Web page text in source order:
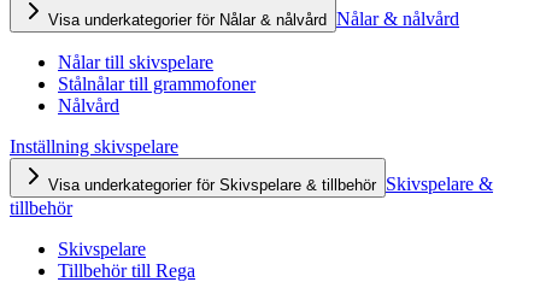
Visa underkategorier för Nålar & nålvård Nålar & nålvård
Nålar till skivspelare
Stålnålar till grammofoner
Nålvård
Inställning skivspelare
Visa underkategorier för Skivspelare & tillbehör Skivspelare &
tillbehör
Skivspelare
Tillbehör till Rega